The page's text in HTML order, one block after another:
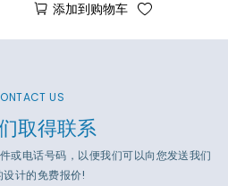
添加到购物车
US
取得联系
或电话号码，以便我们可以向您发送我们
设计的免费报价!